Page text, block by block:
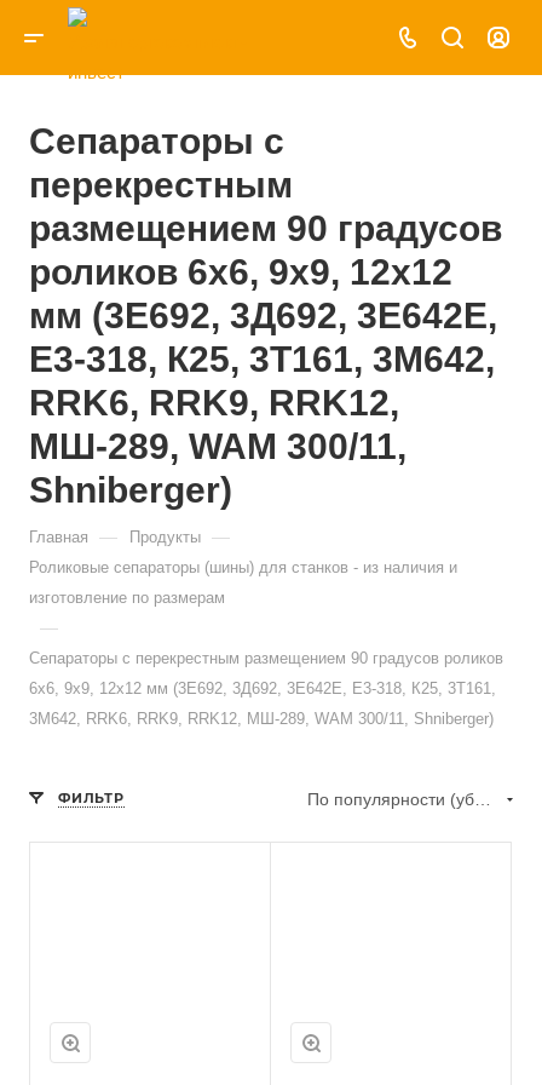
Сепараторы с
перекрестным
размещением 90 градусов
роликов 6х6, 9х9, 12х12
мм (3Е692, 3Д692, 3Е642Е,
Е3-318, К25, 3Т161, 3М642,
RRK6, RRK9, RRK12,
МШ-289, WAM 300/11,
Shniberger)
Главная — Продукты —
Роликовые сепараторы (шины) для станков - из наличия и
изготовление по размерам
—
Сепараторы с перекрестным размещением 90 градусов роликов
6х6, 9х9, 12х12 мм (3Е692, 3Д692, 3Е642Е, Е3-318, К25, 3Т161,
3М642, RRK6, RRK9, RRK12, МШ-289, WAM 300/11, Shniberger)
ФИЛЬТР